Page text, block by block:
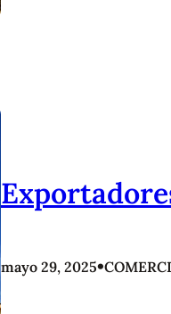
mayo 29, 2025•